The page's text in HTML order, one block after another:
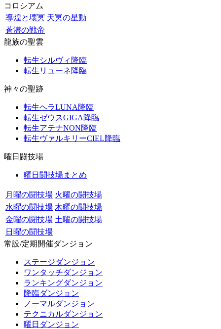
コロシアム
導煌と壊冥 天冥の星動
蒼潜の戦帝
龍族の聖雲
転生シルヴィ降臨
転生リューネ降臨
神々の聖跡
転生ヘラLUNA降臨
転生ゼウスGIGA降臨
転生アテナNON降臨
転生ヴァルキリーCIEL降臨
曜日闘技場
曜日闘技場まとめ
月曜の闘技場 火曜の闘技場
水曜の闘技場 木曜の闘技場
金曜の闘技場 土曜の闘技場
日曜の闘技場
常設/定期開催ダンジョン
ステージダンジョン
ワンタッチダンジョン
ランキングダンジョン
降臨ダンジョン
ノーマルダンジョン
テクニカルダンジョン
曜日ダンジョン